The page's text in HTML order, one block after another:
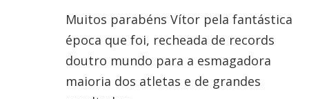
Muitos parabéns Vítor pela fantástica
época que foi, recheada de records
doutro mundo para a esmagadora
maioria dos atletas e de grandes